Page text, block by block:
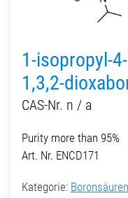
1-isopropyl-
1,3,2-
CAS-Nr. n / a
Purity more than 95%
Art. Nr. ENCD171
Kategorie: